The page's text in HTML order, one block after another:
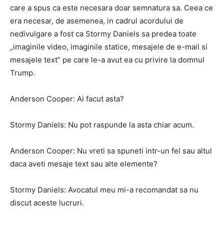
care a spus ca este necesara doar semnatura sa. Ceea ce
era necesar, de asemenea, in cadrul acordului de
nedivulgare a fost ca Stormy Daniels sa predea toate
„imaginile video, imaginile statice, mesajele de e-mail si
mesajele text” pe care le-a avut ea cu privire la domnul
Trump.
Anderson Cooper: Ai facut asta?
Stormy Daniels: Nu pot raspunde la asta chiar acum.
Anderson Cooper: Nu vreti sa spuneti intr-un fel sau altul
daca aveti mesaje text sau alte elemente?
Stormy Daniels: Avocatul meu mi-a recomandat sa nu
discut aceste lucruri.